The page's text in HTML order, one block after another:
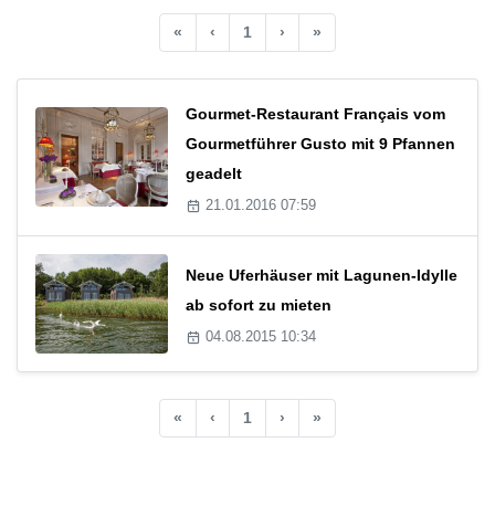
« ‹ 1 › »
Gourmet-Restaurant Français vom
Gourmetführer Gusto mit 9 Pfannen
geadelt
21.01.2016 07:59
Neue Uferhäuser mit Lagunen-Idylle
ab sofort zu mieten
04.08.2015 10:34
« ‹ 1 › »